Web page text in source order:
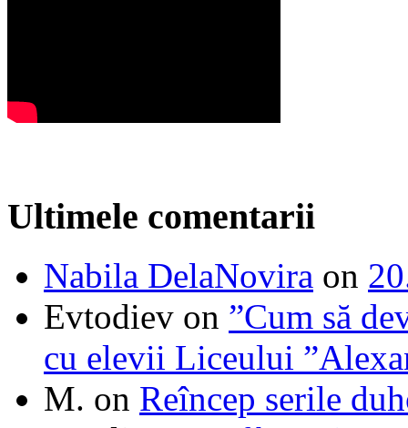
Ultimele comentarii
Nabila DelaNovira on
Evtodiev on ”Cum să
cu elevii Liceului
M. on Reîncep serile